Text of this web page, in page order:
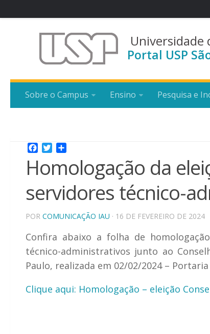
Universidade
Portal USP
Sobre o Campus Ensino Pesquisa e
Facebook
Twitter
Homologação da
servidores técnico-
POR COMUNICAÇÃO IAU · 16 DE FEVEREIRO DE 2024
Confira abaixo a folha de
técnico-administrativos junto ao
Paulo, realizada em 02/02/2024 – Portaria
Clique aqui: Homologação – eleição